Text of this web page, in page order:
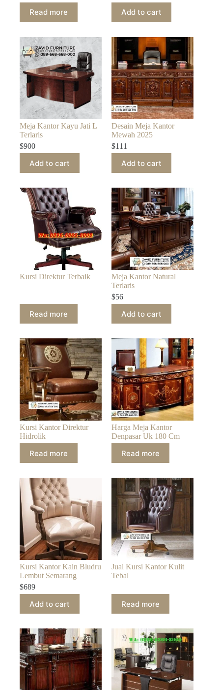
Read more Add to cart
Meja Kantor Kayu Jati L
Terlaris
$900
Add to cart
Desain Meja Kantor
Mewah 2025
$111
Add to cart
Kursi Direktur Terbaik
Read more
Meja Kantor Natural
Terlaris
$56
Add to cart
Kursi Kantor Direktur
Hidrolik
Read more
Harga Meja Kantor
Denpasar Uk 180 Cm
Read more
Kursi Kantor Kain Bludru
Lembut Semarang
$689
Add to cart
Jual Kursi Kantor Kulit
Tebal
Read more